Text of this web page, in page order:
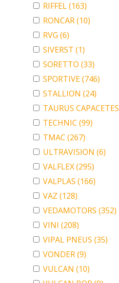
RIFFEL(163)
RONCAR(10)
RVG (6)
SIVERST (1)
SORETTO (33)
SPORTIVE(746)
STALLION (24)
TAURUS CAPACETES
TECHNIC (99)
TMAC (267)
ULTRAVISION (6)
VALFLEX(295)
VALPLAS (166)
VAZ (128)
VEDAMOTORS (352)
VINI (208)
VIPAL PNEUS (35)
VONDER(9)
VULCAN (10)